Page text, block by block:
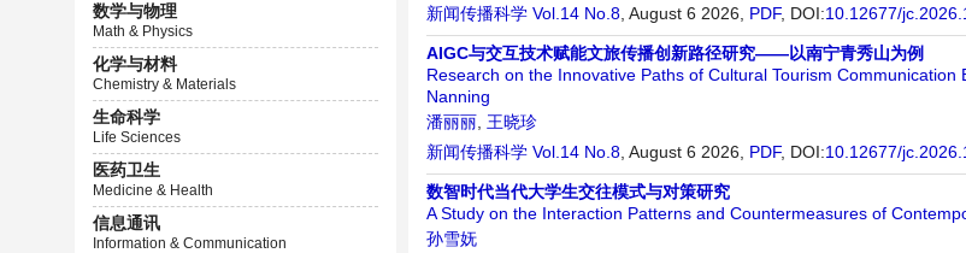
数学与物理
Math & Physics
化学与材料
Chemistry & Materials
生命科学
Life Sciences
医药卫生
Medicine & Health
信息通讯
Information & Communication
新闻传播科学 Vol.14 No.8, August 6 2026, PDF, DOI:10.12677/
AIGC与交互技术赋能文旅传播创新路径研究——以南宁青秀山为例
Research on the Innovative Paths of Cultural Tourism
Nanning
潘丽丽, 王晓珍
新闻传播科学 Vol.14 No.8, August 6 2026, PDF, DOI:10.12677/
数智时代当代大学生交往模式与对策研究
A Study on the Interaction Patterns and Countermeasures of
孙雪妩